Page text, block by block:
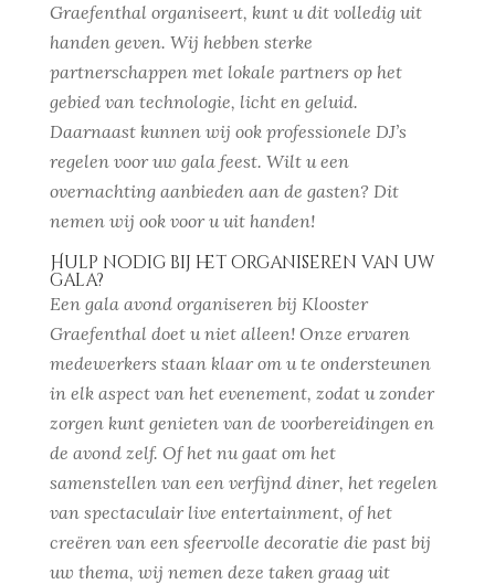
Graefenthal organiseert, kunt u dit volledig uit
handen geven. Wij hebben sterke
partnerschappen met lokale partners op het
gebied van technologie, licht en geluid.
Daarnaast kunnen wij ook professionele DJ’s
regelen voor uw gala feest. Wilt u een
overnachting aanbieden aan de gasten? Dit
nemen wij ook voor u uit handen!
Hulp nodig bij het organiseren van uw
gala?
Een gala avond organiseren bij Klooster
Graefenthal doet u niet alleen! Onze ervaren
medewerkers staan klaar om u te ondersteunen
in elk aspect van het evenement, zodat u zonder
zorgen kunt genieten van de voorbereidingen en
de avond zelf. Of het nu gaat om het
samenstellen van een verfijnd diner, het regelen
van spectaculair live entertainment, of het
creëren van een sfeervolle decoratie die past bij
uw thema, wij nemen deze taken graag uit